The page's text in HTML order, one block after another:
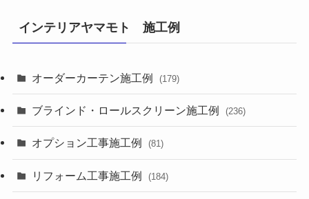
インテリアヤマモト 施工例
オーダーカーテン施工例 (179)
ブラインド・ロールスクリーン施工例 (236)
オプション工事施工例 (81)
リフォーム工事施工例 (184)